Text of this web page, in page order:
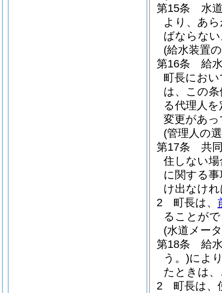
第15条
水
より、あ
ばならな
(給水装置
第16条
給
町長にお
は、この
る代理人
変更があ
(管理人の
第17条
共
住しない
に関する
け出なけ
2
町長は、
ることが
(水道メー
第18条
給
う。)によ
たときは
2
町長は、